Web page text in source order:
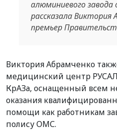
алюминиевого завода
рассказала Виктория
премьер
Виктория Абрамченко
медицинский центр
КрАЗа, оснащенный всем
оказания
помощи как работникам
полису ОМС.